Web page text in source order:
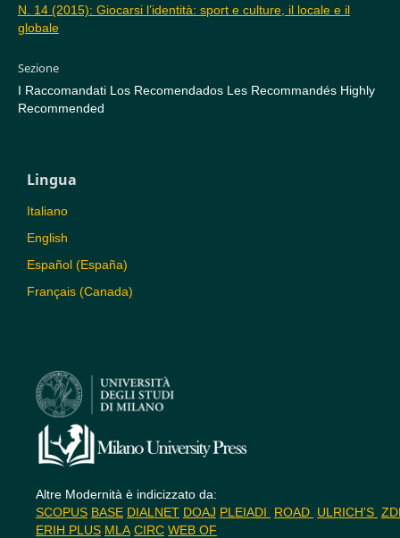
N. 14 (2015): Giocarsi l’identità: sport e culture, il locale e il
globale
Sezione
I Raccomandati Los Recomendados Les Recommandés Highly
Recommended
Lingua
Italiano
English
Español (España)
Français (Canada)
Altre Modernità è indicizzato da:
SCOPUS BASE DIALNET DOAJ PLEIADI ROAD ULRICH'S
ERIH PLUS MLA CIRC WEB OF